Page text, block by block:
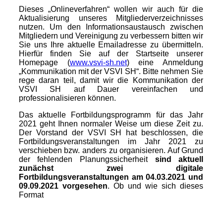
Dieses „Onlineverfahren“ wollen wir auch für die
Aktualisierung unseres Mitgliederverzeichnisses
nutzen. Um den Informationsaustausch zwischen
Mitgliedern und Vereinigung zu verbessern bitten wir
Sie uns Ihre aktuelle Emailadresse zu übermitteln.
Hierfür finden Sie auf der Startseite unserer
Homepage (www.vsvi-sh.net) eine Anmeldung
„Kommunikation mit der VSVI SH“. Bitte nehmen Sie
rege daran teil, damit wir die Kommunikation der
VSVI SH auf Dauer vereinfachen und
professionalisieren können.
Das aktuelle Fortbildungsprogramm für das Jahr
2021 geht Ihnen normaler Weise um diese Zeit zu.
Der Vorstand der VSVI SH hat beschlossen, die
Fortbildungsveranstaltungen im Jahr 2021 zu
verschieben bzw. anders zu organisieren. Auf Grund
der fehlenden Planungssicherheit sind aktuell
zunächst zwei digitale
Fortbildungsveranstaltungen am 04.03.2021 und
09.09.2021 vorgesehen. Ob und wie sich dieses
Format